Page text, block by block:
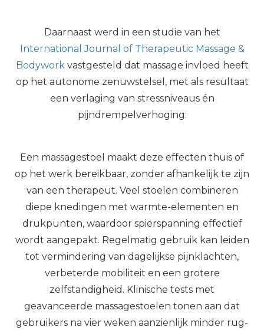
Daarnaast werd in een studie van het
International Journal of Therapeutic Massage &
Bodywork vastgesteld dat massage invloed heeft
op het autonome zenuwstelsel, met als resultaat
een verlaging van stressniveaus én
pijndrempelverhoging:
Een massagestoel maakt deze effecten thuis of
op het werk bereikbaar, zonder afhankelijk te zijn
van een therapeut. Veel stoelen combineren
diepe knedingen met warmte-elementen en
drukpunten, waardoor spierspanning effectief
wordt aangepakt. Regelmatig gebruik kan leiden
tot vermindering van dagelijkse pijnklachten,
verbeterde mobiliteit en een grotere
zelfstandigheid. Klinische tests met
geavanceerde massagestoelen tonen aan dat
gebruikers na vier weken aanzienlijk minder rug-